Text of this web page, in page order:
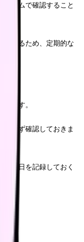
ステムで確認すること
もあるため、定期的な
ます。
を必ず確認しておきま
取得日を記録しておく